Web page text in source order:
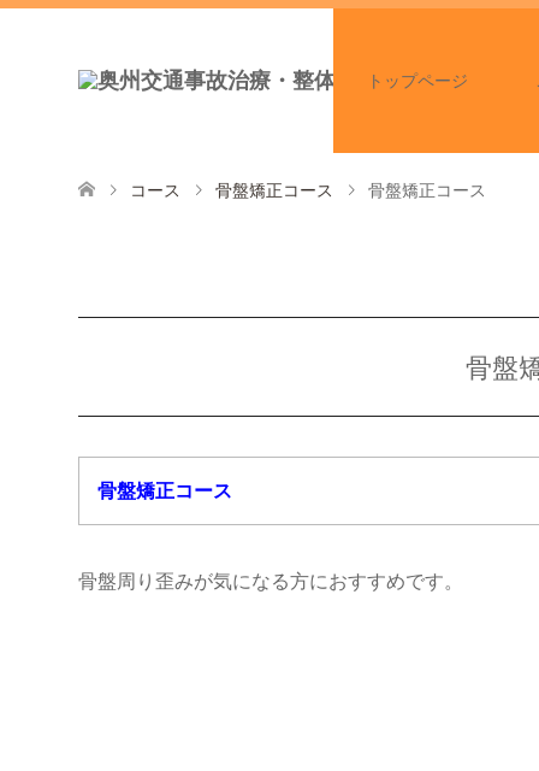
トップページ
コース 骨盤矯正コース 骨盤矯正コース
骨盤
骨盤矯正コース
骨盤周り歪みが気になる方におすすめです。